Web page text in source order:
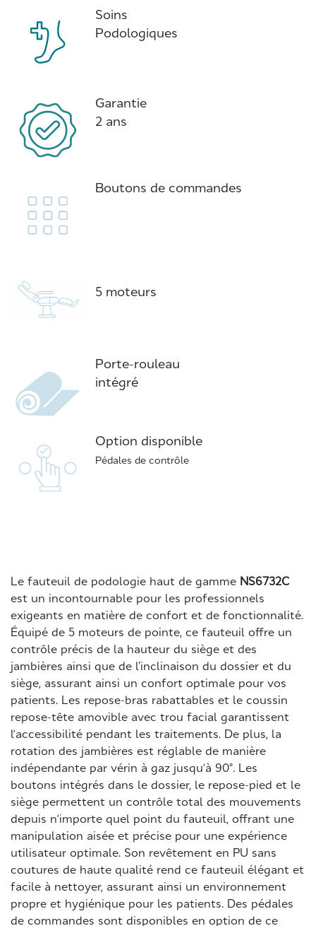
Soins
Podologiques
Garantie
2 ans
Boutons de commandes
5 moteurs
Porte-rouleau
intégré
Option disponible
Pédales de contrôle
Le fauteuil de podologie haut de gamme NS6732C
est un incontournable pour les professionnels
exigeants en matière de confort et de fonctionnalité.
Équipé de 5 moteurs de pointe, ce fauteuil offre un
contrôle précis de la hauteur du siège et des
jambières ainsi que de l'inclinaison du dossier et du
siège, assurant ainsi un confort optimale pour vos
patients. Les repose-bras rabattables et le coussin
repose-tête amovible avec trou facial garantissent
l’accessibilité pendant les traitements. De plus, la
rotation des jambières est réglable de manière
indépendante par vérin à gaz jusqu’à 90°. Les
boutons intégrés dans le dossier, le repose-pied et le
siège permettent un contrôle total des mouvements
depuis n’importe quel point du fauteuil, offrant une
manipulation aisée et précise pour une expérience
utilisateur optimale. Son revêtement en PU sans
coutures de haute qualité rend ce fauteuil élégant et
facile à nettoyer, assurant ainsi un environnement
propre et hygiénique pour les patients. Des pédales
de commandes sont disponibles en option de ce